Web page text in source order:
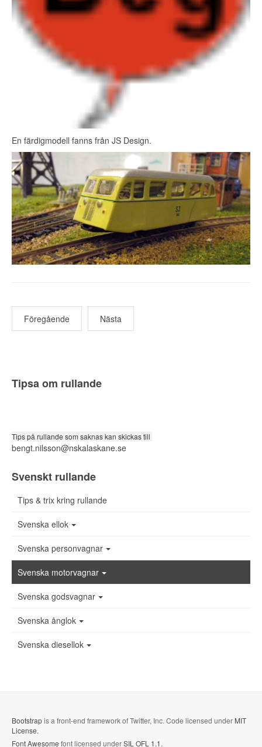
En färdigmodell fanns från JS Design.
Föregående Nästa
Tipsa om rullande
Tips på rullande som saknas kan skickas till
bengt.nilsson@nskalaskane.se
Svenskt rullande
Tips & trix kring rullande
Svenska ellok
Svenska personvagnar
Svenska motorvagnar
Svenska godsvagnar
Svenska ånglok
Svenska diesellok
Bootstrapis a front-end framework of Twitter, Inc. Code licensed under MIT
License.
Font Awesome font licensed underSIL OFL 1.1.